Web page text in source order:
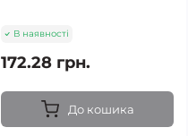
В наявності
172.28 грн.
До кошика